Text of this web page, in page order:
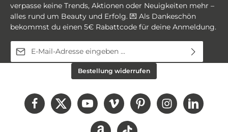
verpasse keine Trends, Aktionen oder Neuigkeiten mehr –
alles rund um Beauty und Erfolg. 💌 Als Dankeschön
bekommst du einen 5€ Rabattcode für deine Anmeldung.
E-Mail-Adresse*
Datenschutzbestimmungen
Kenntnis genommen und dieAGBgelesen und bin
Diese Seite ist durch reCAPTCHA geschützt und es gelten die
undNutzungsbedingungen
Bestellung widerrufen